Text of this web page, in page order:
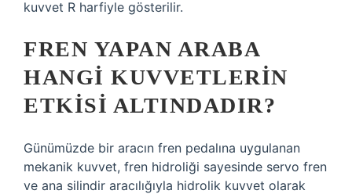
kuvvet R harfiyle gösterilir.
FREN YAPAN ARABA
HANGI KUVVETLERIN
ETKISI ALTINDADIR?
Günümüzde bir aracın fren pedalına uygulanan
mekanik kuvvet, fren hidroliği sayesinde servo fren
ve ana silindir aracılığıyla hidrolik kuvvet olarak